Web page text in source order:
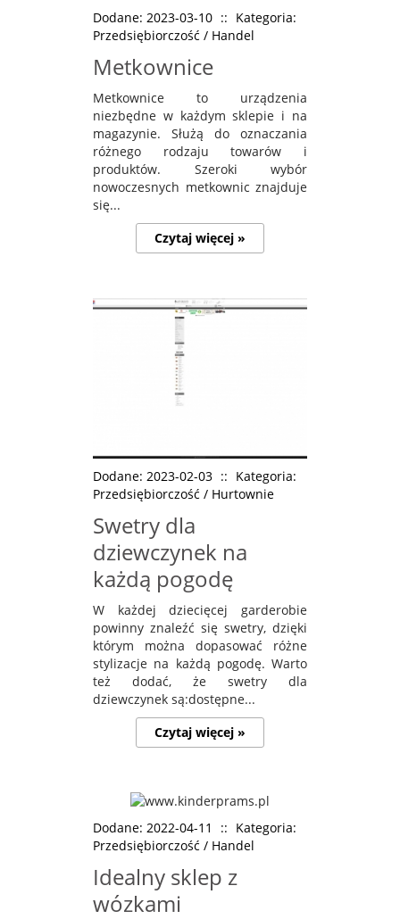
Dodane: 2023-03-10 :: Kategoria:
Przedsiębiorczość / Handel
Metkownice
Metkownice to urządzenia
niezbędne w każdym sklepie i na
magazynie. Służą do oznaczania
różnego rodzaju towarów i
produktów. Szeroki wybór
nowoczesnych metkownic znajduje
się...
Czytaj więcej »
Dodane: 2023-02-03 :: Kategoria:
Przedsiębiorczość / Hurtownie
Swetry dla
dziewczynek na
każdą pogodę
W każdej dziecięcej garderobie
powinny znaleźć się swetry, dzięki
którym można dopasować różne
stylizacje na każdą pogodę. Warto
też dodać, że swetry dla
dziewczynek są:dostępne...
Czytaj więcej »
Dodane: 2022-04-11 :: Kategoria:
Przedsiębiorczość / Handel
Idealny sklep z
wózkami